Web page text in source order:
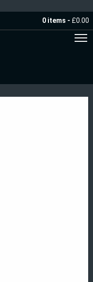
0 items - £0.00